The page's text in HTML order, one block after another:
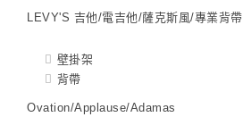
LEVY'S 吉他/電吉他/薩克斯風/專業背帶
壁掛架
背帶
Ovation/Applause/Adamas